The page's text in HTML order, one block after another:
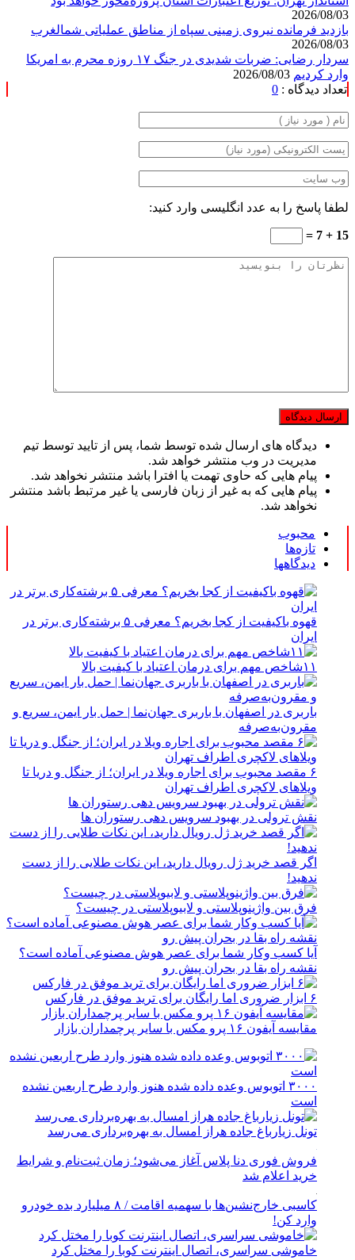
2026/08/03
بازدید فرمانده نیروی زمینی سپاه از مناطق عملیاتی شمالغرب
2026/08/03
سردار رضایی: ضربات شدیدی در جنگ ۱۷ روزه محرم به امریکا
وارد کردیم
تعداد دیدگاه : 0
لطفا پاسخ را به عدد انگلیسی وارد کنید:
15 + 7 =
دیدگاه های ارسال شده توسط شما، پس از تایید توسط تیم
مدیریت در وب منتشر خواهد شد.
پیام هایی که حاوی تهمت یا افترا باشد منتشر نخواهد شد.
پیام هایی که به غیر از زبان فارسی یا غیر مرتبط باشد منتشر
نخواهد شد.
محبوب
تازه‌ها
دیدگاهها
قهوه باکیفیت از کجا بخریم؟ معرفی ۵ برشته‌کاری برتر در
ایران
۱۱شاخص مهم برای درمان اعتیاد با کیفیت بالا
باربری در اصفهان با باربری جهان‌نما | حمل بار ایمن، سریع و
مقرون‌به‌صرفه
۶ مقصد محبوب برای اجاره ویلا در ایران؛ از جنگل و دریا تا
ویلاهای لاکچری اطراف تهران
نقش ترولی در بهبود سرویس دهی رستوران ها
اگر قصد خرید ژل رویال دارید، این نکات طلایی را از دست
ندهید!
فرق بین واژینوپلاستی و لابیوپلاستی در چیست؟
آیا کسب وکار شما برای عصر هوش مصنوعی آماده است؟
نقشه راه بقا در بحران پیش رو
۶ ابزار ضروری اما رایگان برای ترید موفق در فارکس
مقایسه آیفون ۱۶ پرو مکس با سایر پرچمداران بازار
۳۰۰۰ اتوبوس وعده داده شده هنوز وارد طرح اربعین نشده
است
تونل زیارباغ جاده هراز امسال به بهره‌برداری می‌رسد
فروش فوری دنا پلاس آغاز می‌شود؛ زمان ثبت‌نام و شرایط
خرید اعلام شد
کاسبی خارج‌نشین‌ها با سهمیه اقامت / ۸ میلیارد بده خودرو
وارد کن!
خاموشی سراسری، اتصال اینترنت کوبا را مختل کرد